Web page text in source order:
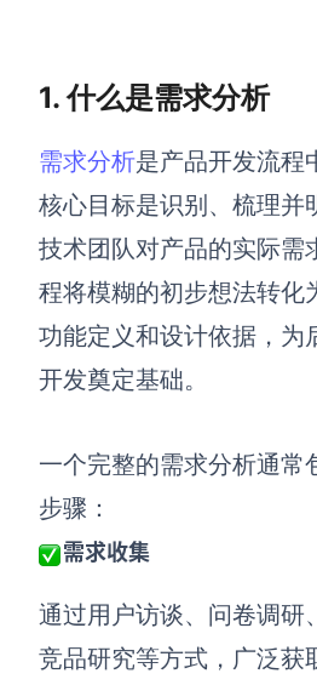
查看所有场景
AI创作
创意与绘图
AI生成甘特图
AI生成组织结构图
AI生成
AI生成
AI生成
1. 什么是需求分析
需求分析是产品开发流程
核心目标是识别、梳理并
技术团队对产品的实际需
程将模糊的初步想法转化
功能定义和设计依据，为
开发奠定基础。
一个完整的需求分析通常
步骤：
需求收集
通过用户访谈、问卷调研
竞品研究等方式，广泛获